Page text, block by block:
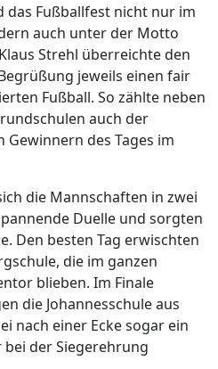
das Fußballfest nicht nur im
auch unter der Motto
Strehl überreichte den
jeweils einen fair
Fußball. So zählte neben
auch der
Gewinnern des Tages im
die Mannschaften in zwei
Duelle und sorgten
Den besten Tag erwischten
die im ganzen
blieben. Im Finale
die Johannesschule aus
nach einer Ecke sogar ein
bei der Siegerehrung